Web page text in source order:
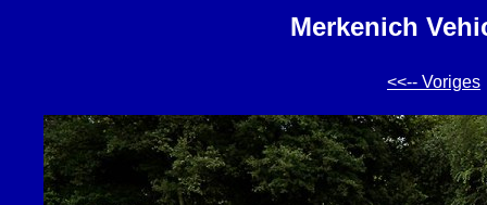
Merkenich
<<-- Voriges